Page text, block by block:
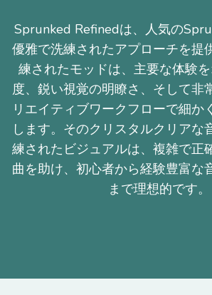
Sprunked Refinedは、人気の
優雅で洗練されたアプローチを提
練されたモッドは、主要な体験
度、鋭い視覚の明瞭さ、そして非
リエイティブワークフローで細か
します。そのクリスタルクリアな
練されたビジュアルは、複雑で正
曲を助け、初心者から経験豊富な
まで理想的です。